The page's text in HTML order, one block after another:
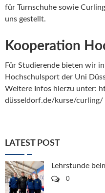
für Turnschuhe sowie
uns gestellt.
Kooperation
Für Studierende bieten wir
Hochschulsport der Uni
Weitere Infos hierzu unter:
düsseldorf.de/kurse/curling/
LATEST POST
Lehrstunde
0